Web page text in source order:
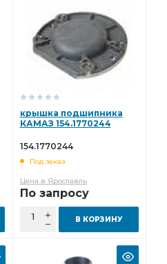
крышка подшипника
КАМАЗ 154.1770244
154.1770244
Под заказ
Цена в Ярославль
По запросу
В КОРЗИНУ